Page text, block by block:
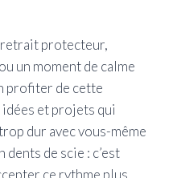
retrait protecteur,
un moment de calme
profiter de cette
et projets qui
dur avec vous-même
de scie : c’est
ce rythme plus